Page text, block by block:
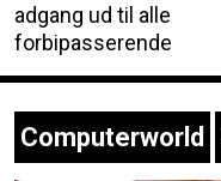
adgang ud til alle
forbipasserende
Computerworld